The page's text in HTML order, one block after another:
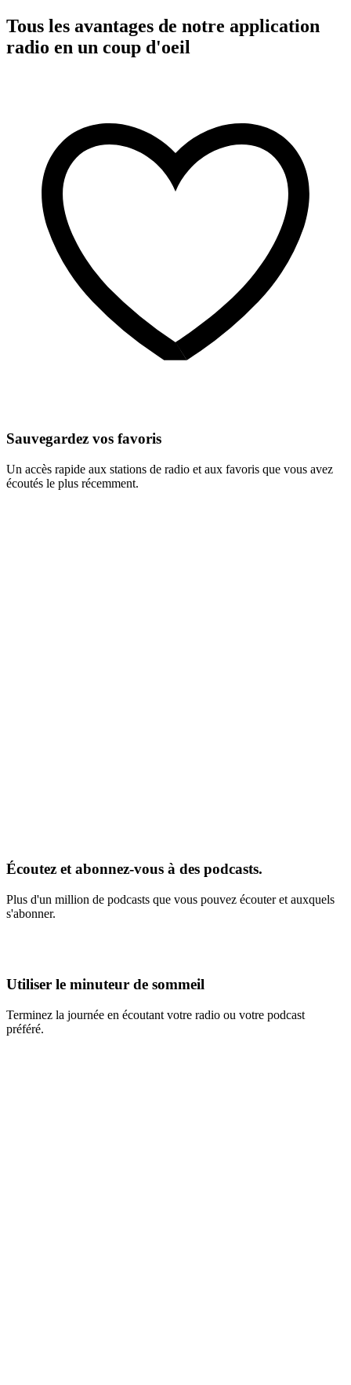
Tous les avantages de notre application
radio en un coup d'oeil
Sauvegardez vos favoris
Un accès rapide aux stations de radio et aux favoris que vous avez
écoutés le plus récemment.
Écoutez et abonnez-vous à des podcasts.
Plus d'un million de podcasts que vous pouvez écouter et auxquels
s'abonner.
Utiliser le minuteur de sommeil
Terminez la journée en écoutant votre radio ou votre podcast
préféré.